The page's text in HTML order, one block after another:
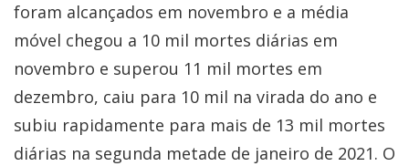
foram alcançados em novembro e a média
móvel chegou a 10 mil mortes diárias em
novembro e superou 11 mil mortes em
dezembro, caiu para 10 mil na virada do ano e
subiu rapidamente para mais de 13 mil mortes
diárias na segunda metade de janeiro de 2021. O